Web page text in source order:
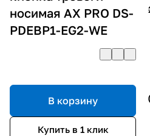
носимая AX PRO DS-
PDEBP1-EG2-WE
В корзину
Купить в 1 клик